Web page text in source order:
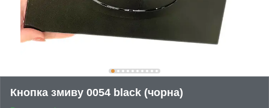
Кнопка змиву 0054 black (чорна)